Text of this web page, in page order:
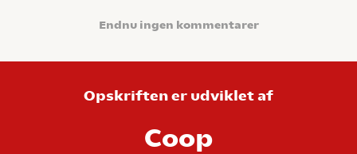
Endnu ingen kommentarer
Opskriften er udviklet af
Coop